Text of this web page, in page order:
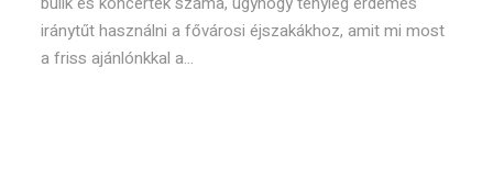
iránytűt használni a fővárosi éjszakákhoz, amit mi most
a friss ajánlónkkal a...